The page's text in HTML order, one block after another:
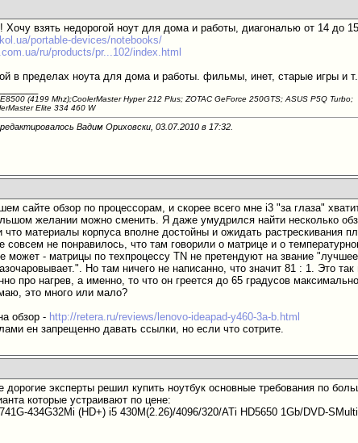
Хочу взять недорогой ноут для дома и работы, диагональю от 14 до
portable-devices/notebooks/
ru/products/pr...102/index.html
в пределах ноута для дома и работы. фильмы, инет, старые игры и
(4199 Mhz);CoolerMaster Hyper 212 Plus; ZOTAC GeForce 250GTS; ASUS P5Q Turbo;
Elite 334 460 W
Вадим Ориховски, 03.07.2010 в 17:32
сайте обзор по процессорам, и скорее всего мне i3 "за глаза"
желании можно сменить. Я даже умудрился найти несколько
что материалы корпуса вполне достойны и ожидать растрескивания
совсем не понравилось, что там говорили о матрице и о
может - матрицы по техпроцессу TN не претендуют на звание
Но там ничего не написанно, что значит 81 : 1. Это
про нагрев, а именно, то что он греется до 65 градусов
это много или мало?
обзор - http://retera.ru/reviews/lenovo-ideapad-y460-3a-b.html
ен запрещенно давать ссылки, но если что сотрите.
дорогие эксперты решил купить ноутбук основные требования по
которые устраивают по цене:
434G32Mi (HD+) i5 430M(2.26)/4096/320/ATi HD5650 1Gb/DVD-